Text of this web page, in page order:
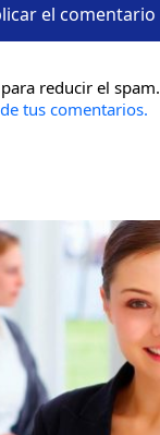
reducir el spam.
tus comentarios.